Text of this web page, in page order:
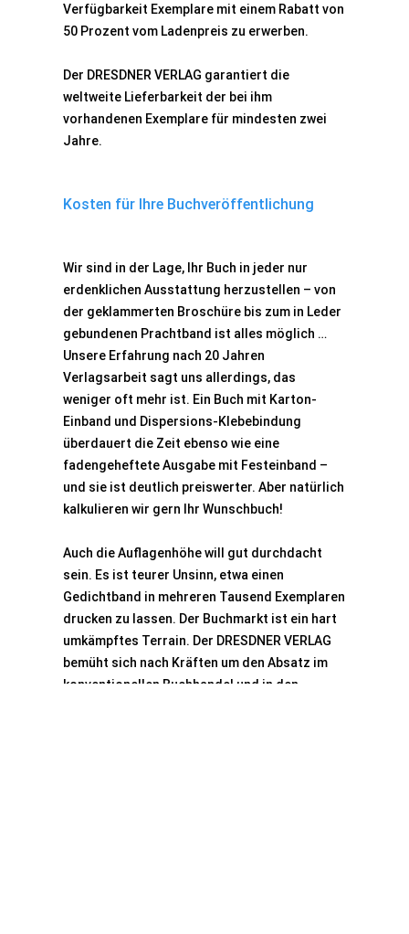
Verfügbarkeit Exemplare mit einem Rabatt von
50 Prozent vom Ladenpreis zu erwerben.
Der DRESDNER VERLAG garantiert die
weltweite Lieferbarkeit der bei ihm
vorhandenen Exemplare für mindesten zwei
Jahre.
Kosten für Ihre Buchveröffentlichung
Wir sind in der Lage, Ihr Buch in jeder nur
erdenklichen Ausstattung herzustellen – von
der geklammerten Broschüre bis zum in Leder
gebundenen Prachtband ist alles möglich …
Unsere Erfahrung nach 20 Jahren
Verlagsarbeit sagt uns allerdings, das
weniger oft mehr ist. Ein Buch mit Karton-
Einband und Dispersions-Klebebindung
überdauert die Zeit ebenso wie eine
fadengeheftete Ausgabe mit Festeinband –
und sie ist deutlich preiswerter. Aber natürlich
kalkulieren wir gern Ihr Wunschbuch!
Auch die Auflagenhöhe will gut durchdacht
sein. Es ist teurer Unsinn, etwa einen
Gedichtband in mehreren Tausend Exemplaren
drucken zu lassen. Der Buchmarkt ist ein hart
umkämpftes Terrain. Der DRESDNER VERLAG
bemüht sich nach Kräften um den Absatz im
konventionellen Buchhandel und in den